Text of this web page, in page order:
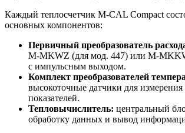
Каждый теплосчетчик M-CAL Compact
основных компонентов:
Первичный преобразователь
M-MKWZ (для мод. 447) или M-
с импульсным выходом.
Комплект преобразователей
высокоточные датчики для
показателей.
Тепловычислитель: центральный
обработку данных и вывод